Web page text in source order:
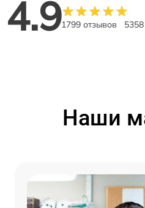
4.91799 отзывов
Наши